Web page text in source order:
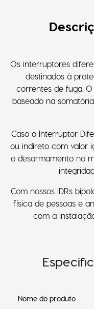
Os interruptores
destinados à
correntes de fuga.
baseado na
Caso o Interruptor
ou indireto com valor
o desarmamento no
Com nossos IDRs
física de pessoas e
com a
Nome do produto